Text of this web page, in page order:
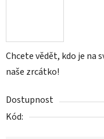
Chcete vědět, kdo je na
naše zrcátko!
Dostupnost
Kód: